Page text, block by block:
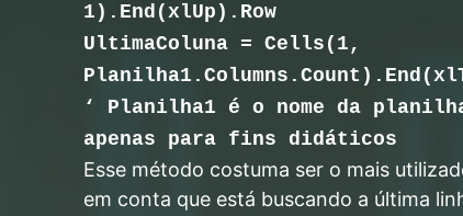
1).End(xlUp).Row
UltimaColuna = Cells(1,
‘ Planilha1 é o nome da
apenas para fins didáticos
Esse método costuma ser o mais
em conta que está buscando a última